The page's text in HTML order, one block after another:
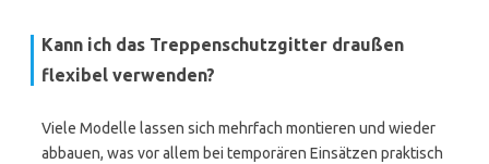
Kann ich das Treppenschutzgitter draußen
flexibel verwenden?
Viele Modelle lassen sich mehrfach montieren und wieder
abbauen, was vor allem bei temporären Einsätzen praktisch